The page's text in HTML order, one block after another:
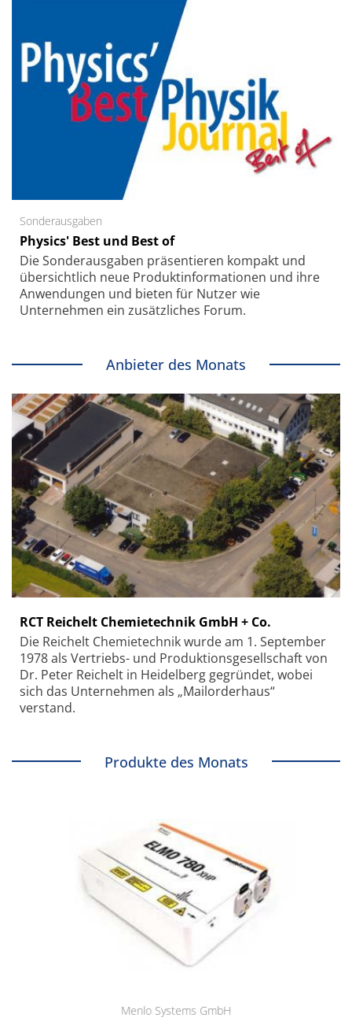
Sonderausgaben
Physics' Best und Best of
Die Sonder­ausgaben präsentieren kompakt und
übersichtlich neue Produkt­informationen und ihre
Anwendungen und bieten für Nutzer wie
Unternehmen ein zusätzliches Forum.
Anbieter des Monats
RCT Reichelt Chemietechnik GmbH + Co.
Die Reichelt Chemietechnik wurde am 1. September
1978 als Vertriebs- und Produktionsgesellschaft von
Dr. Peter Reichelt in Heidelberg gegründet, wobei
sich das Unternehmen als „Mailorderhaus“
verstand.
Produkte des Monats
Menlo Systems GmbH